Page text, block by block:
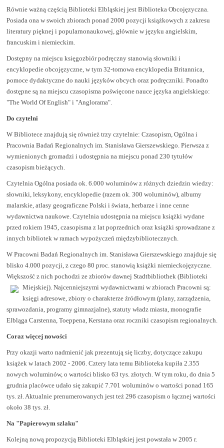
Równie ważną częścią Biblioteki Elbląskiej jest Biblioteka Obcojęzyczna.
Posiada ona w swoich zbiorach ponad 2000 pozycji książkowych z zakresu
literatury pięknej i popularnonaukowej, głównie w języku angielskim,
francuskim i niemieckim.
Dostępny na miejscu księgozbiór podręczny stanowią słowniki i
encyklopedie obcojęzyczne, w tym 32-tomowa encyklopedia Britannica,
pomoce dydaktyczne do nauki języków obcych oraz podręczniki. Ponadto
dostępne są na miejscu czasopisma poświęcone nauce języka angielskiego:
"The World Of English" i "Anglorama".
Do czytelni
W Bibliotece znajdują się również trzy czytelnie: Czasopism, Ogólna i
Pracownia Badań Regionalnych im. Stanisława Gierszewskiego. Pierwsza z
wymienionych gromadzi i udostępnia na miejscu ponad 230 tytułów
czasopism bieżących.
Czytelnia Ogólna posiada ok. 6.000 woluminów z różnych dziedzin wiedzy:
słowniki, leksykony, encyklopedie (razem ok. 300 woluminów), albumy
malarskie, atlasy geograficzne Polski i świata, herbarze i inne cenne
wydawnictwa naukowe. Czytelnia udostępnia na miejscu książki wydane
przed rokiem 1945, czasopisma z lat poprzednich oraz książki sprowadzane z
innych bibliotek w ramach wypożyczeń międzybibliotecznych.
W Pracowni Badań Regionalnych im. Stanisława Gierszewskiego znajduje się
blisko 4.000 pozycji, z czego 80 proc. stanowią książki niemieckojęzyczne.
Większość z nich pochodzi ze zbiorów dawnej Stadtbibliothek (Biblioteki
Miejskiej). Najcenniejszymi wydawnictwami w zbiorach Pracowni są:
księgi adresowe, zbiory o charakterze źródłowym (plany, zarządzenia,
sprawozdania, programy gimnazjalne), statuty władz miasta, monografie
Elbląga Carstenna, Toeppena, Kerstana oraz roczniki czasopism regionalnych.
Coraz więcej nowości
Przy okazji warto nadmienić jak prezentują się liczby, dotyczące zakupu
książek w latach 2002 - 2006. Cztery lata temu Biblioteka kupiła 2.355
nowych woluminów, o wartości blisko 63 tys. złotych. W tym roku, do dnia 5
grudnia placówce udało się zakupić 7.701 woluminów o wartości ponad 165
tys. zł. Aktualnie prenumerowanych jest też 296 czasopism o łącznej wartości
około 38 tys. zł.
Na "Papierowym szlaku"
Kolejną nową propozycją Biblioteki Elbląskiej jest powstała w 2005 r.